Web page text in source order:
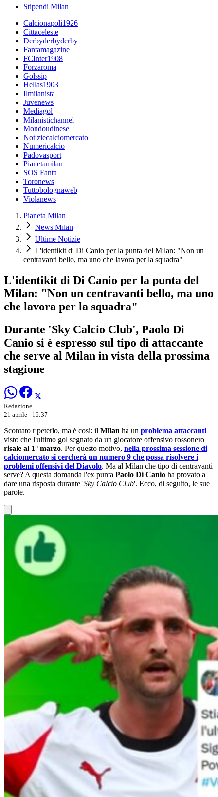
Stipendi Milan
Calcionapoli1926
Cittaceleste
Derbyderbyderby
Fantamagazine
FCInter1908
Forzaroma
Golssip
Hellas1903
Ilmilanista
Juvenews
Mediagol
Milanistichannel
Mondoudinese
Notiziecalciomercato
Numericalcio
Padovasport
Pianetamilan
SOS Fanta
Toronews
Tuttobolognaweb
Violanews
Pianeta Milan
News Milan
Ultime Notizie
L'identikit di Di Canio per la punta del Milan: "Non un
centravanti bello, ma uno che lavora per la squadra"
L'identikit di Di Canio per la punta del
Milan: "Non un centravanti bello, ma uno
che lavora per la squadra"
Durante 'Sky Calcio Club', Paolo Di
Canio si è espresso sul tipo di attaccante
che serve al Milan in vista della prossima
stagione
Redazione
21 aprile - 16:37
Scontato ripeterlo, ma è così: il Milan ha un problema attaccanti
visto che l'ultimo gol segnato da un giocatore offensivo rossonero
risale al 1° marzo. Per questo motivo, nella prossima sessione di
calciomercato si cercherà un numero 9 che possa risolvere i
problemi offensivi del Diavolo. Ma al Milan che tipo di centravanti
serve? A questa domanda l'ex punta Paolo Di Canio ha provato a
dare una risposta durante 'Sky Calcio Club'. Ecco, di seguito, le sue
parole.